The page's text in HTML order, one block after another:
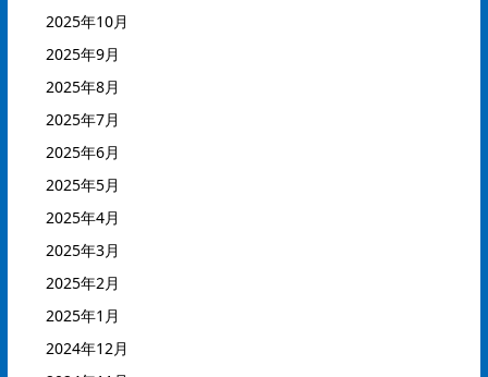
2025年10月
2025年9月
2025年8月
2025年7月
2025年6月
2025年5月
2025年4月
2025年3月
2025年2月
2025年1月
2024年12月